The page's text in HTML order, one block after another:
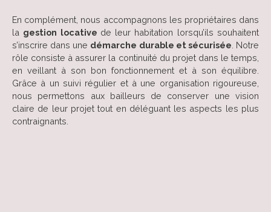
En complément, nous accompagnons les propriétaires dans
la gestion locative de leur habitation lorsqu’ils souhaitent
s’inscrire dans une démarche durable et sécurisée . Notre
rôle consiste à assurer la continuité du projet dans le temps,
en veillant à son bon fonctionnement et à son équilibre.
Grâce à un suivi régulier et à une organisation rigoureuse,
nous permettons aux bailleurs de conserver une vision
claire de leur projet tout en déléguant les aspects les plus
contraignants.